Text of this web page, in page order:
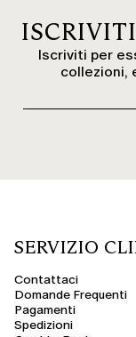
Iscriviti per
collezioni,
SERVIZIO
Contattaci
Domande Frequenti
Pagamenti
Spedizioni